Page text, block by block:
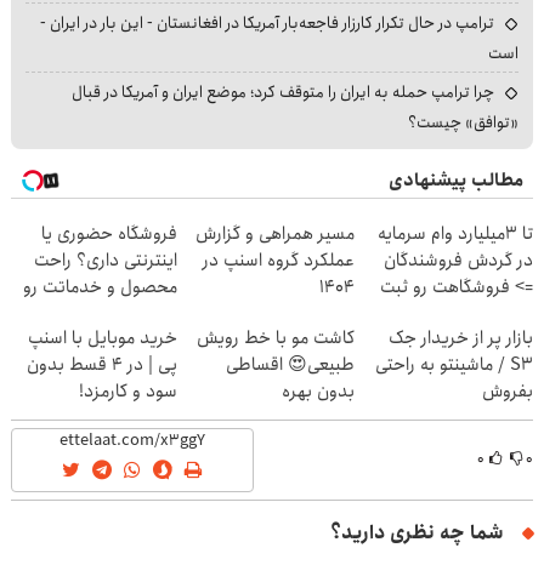
ترامپ در حال تکرار کارزار فاجعه‌بار آمریکا در افغانستان - این بار در ایران -
است
چرا ترامپ حمله به ایران را متوقف کرد؛ موضع ایران و آمریکا در قبال
«توافق» چیست؟
مطالب پیشنهادی
تا 3میلیارد وام سرمایه
در گردش فروشندگان
=> فروشگاهت رو ثبت
مسیر همراهی و گزارش
عملکرد گروه اسنپ در
۱۴۰۴
فروشگاه حضوری یا
اینترنتی داری؟ راحت
محصول و خدماتت رو
بازار پر از خریدار جک
S3 / ماشینتو به راحتی
بفروش
کاشت مو با خط رویش
طبیعی😍 اقساطی
بدون بهره
خرید موبایل با اسنپ
پی | در ۴ قسط بدون
سود و کارمزد!
۰ ۰
شما چه نظری دارید؟